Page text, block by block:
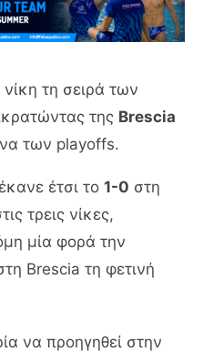
τη σειρά των
της Brescia
των playoffs.
έτσι το 1-0 στη
τρεις νίκες,
μία φορά την
Brescia τη φετινή
να προηγηθεί στην